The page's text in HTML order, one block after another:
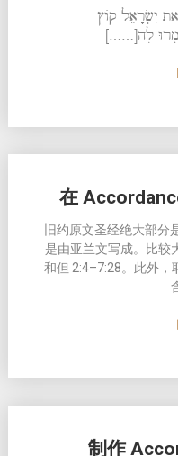
יִשְׂרָאֵל קוֹץ
לֶה[……]
在
旧约原文圣经绝大部分
是由亚兰文写成。比较
和但 2:4–7:28。此外，
制作